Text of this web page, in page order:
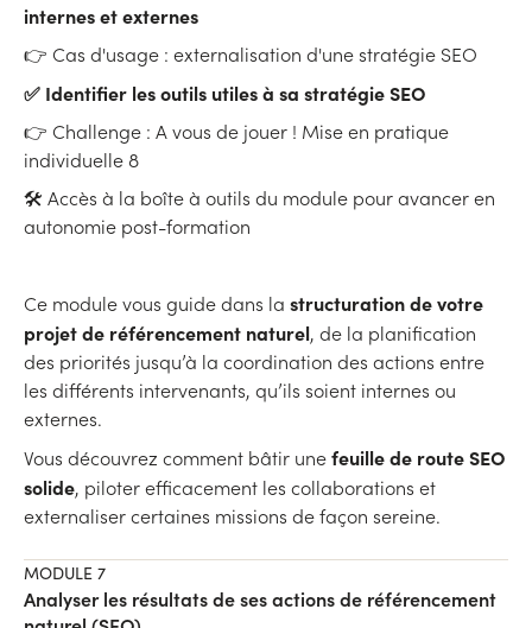
internes et externes
👉 Cas d'usage : externalisation d'une stratégie SEO
✅ Identifier les outils utiles à sa stratégie SEO
👉 Challenge : A vous de jouer ! Mise en pratique
individuelle 8
🛠 Accès à la boîte à outils du module pour avancer en
autonomie post-formation
Ce module vous guide dans la structuration de votre
projet de référencement naturel, de la planification
des priorités jusqu’à la coordination des actions entre
les différents intervenants, qu’ils soient internes ou
externes.
Vous découvrez comment bâtir unefeuille de route SEO
solide, piloter efficacement les collaborations et
externaliser certaines missions de façon sereine.
MODULE 7
Analyser les résultats de ses actions de référencement